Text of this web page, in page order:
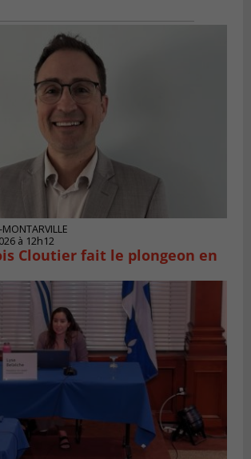
à 12h12
Cloutier fait le plongeon en